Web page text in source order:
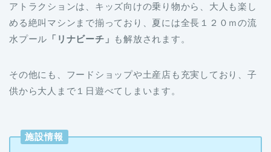
アトラクションは、キッズ向けの乗り物から、大人も楽し
める絶叫マシンまで揃っており、夏には全長１２０ｍの流
水プール 「リナビーチ」 も解放されます。
その他にも、フードショップや土産店も充実しており、子
供から大人まで１日遊べてしまいます。
施設情報